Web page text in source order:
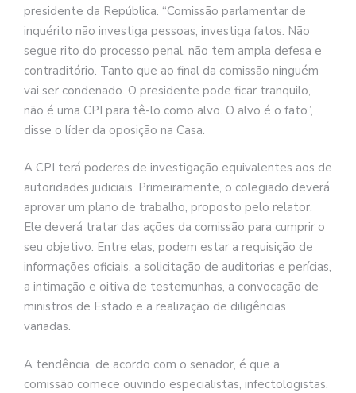
presidente da República. “Comissão parlamentar de
inquérito não investiga pessoas, investiga fatos. Não
segue rito do processo penal, não tem ampla defesa e
contraditório. Tanto que ao final da comissão ninguém
vai ser condenado. O presidente pode ficar tranquilo,
não é uma CPI para tê-lo como alvo. O alvo é o fato”,
disse o líder da oposição na Casa.
A CPI terá poderes de investigação equivalentes aos de
autoridades judiciais. Primeiramente, o colegiado deverá
aprovar um plano de trabalho, proposto pelo relator.
Ele deverá tratar das ações da comissão para cumprir o
seu objetivo. Entre elas, podem estar a requisição de
informações oficiais, a solicitação de auditorias e perícias,
a intimação e oitiva de testemunhas, a convocação de
ministros de Estado e a realização de diligências
variadas.
A tendência, de acordo com o senador, é que a
comissão comece ouvindo especialistas, infectologistas.